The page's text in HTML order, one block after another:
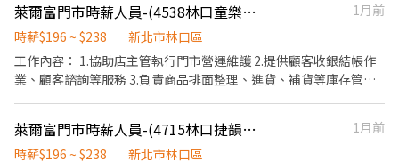
🔹假日早班：07:00-12:00 🔹假日晚班：17:30-23:30 (上班時數為
2~6小時，一個月至少6天，依實際情況而定) ⸻ ✅工作待遇：
日班時薪=$229 晚班另有獎金+20=時薪$249 夜班另有獎金+40=時
薪$269 ━━━━━━━━━━━━━ 📍 【熱門開缺地點】新北市
三重、土城、中和、永和、汐止、板橋、淡水、新店、新莊、蘆洲
━━━━━━━━━━━━ 📩 【火速卡位應徵流程】 ➊ 點擊填寫
廠商制式履歷（1分鐘完成，快速安排送審）： 👉
https://reurl.cc/Wbek79 🔒 【隱私防線】個資僅供廠商審核，敏感
與主管確認班表） ⭕工作內容（在職教育訓練完善，無經驗者OK）
▪外場 帶客入座→用餐說明、顧客服務→桌面清潔→環境整理→收
銀結帳 等 ▪內場 商品進貨→食材處理→餐點製作→餐具清洗→環境
整理→庫存盤點 等 ⭕獎金福利 ▪生日禮券 ▪員工用餐優惠 ▪年度
每滿一小時時薪+15元 ▪介紹親朋好友入職，期滿可獲得
3,000~10,000元獎金 ⭕企業魅力 ▪加班費為5分鐘為單位計算，重
萊爾富門市時薪人員-(4538林口童樂店)
1月前
時薪$196 ~ $238
新北市林口區
工作內容： 1.協助店主管執行門市營運維護 2.提供顧客收銀結帳作
業、顧客諮詢等服務 3.負責商品排面整理、進貨、補貨等庫存管理
萊爾富門市時薪人員-(4715林口捷韻店)
1月前
時薪$196 ~ $238
新北市林口區